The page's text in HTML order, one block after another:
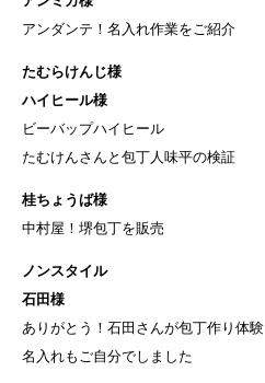
アンダンテ！名入れ作業をご紹介
たむらけんじ様
ハイヒール様
ビーバップハイヒール
たむけんさんと包丁人味平の検証
桂ちょうば様
中村屋！堺包丁を販売
ノンスタイル
石田様
ありがとう！石田さんが包丁作り体験
名入れもご自分でしました